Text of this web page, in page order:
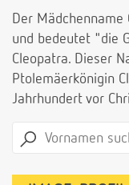
Der
und bedeutet "die
Cleopatra. Dieser
Ptolemäerkönigin
Jahrhundert vor